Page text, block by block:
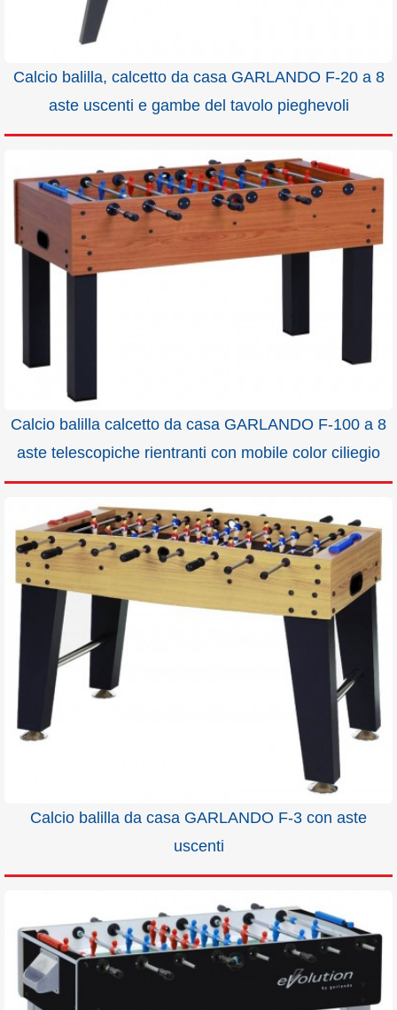
Calcio balilla, calcetto da casa GARLANDO F-20 a 8
aste uscenti e gambe del tavolo pieghevoli
Calcio balilla calcetto da casa GARLANDO F-100 a 8
aste telescopiche rientranti con mobile color ciliegio
Calcio balilla da casa GARLANDO F-3 con aste
uscenti